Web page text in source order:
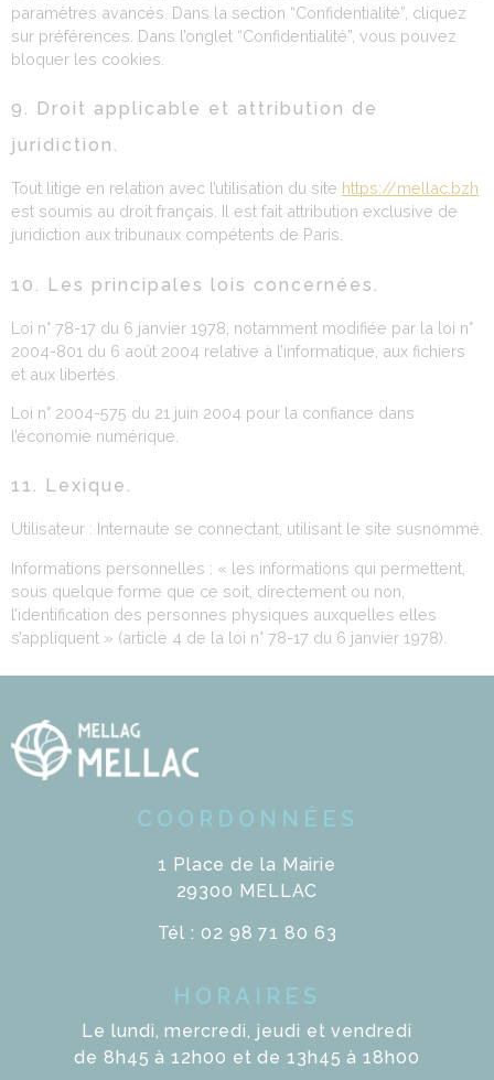
paramètres avancés. Dans la section “Confidentialité”, cliquez
sur préférences. Dans l’onglet “Confidentialité”, vous pouvez
bloquer les cookies.
9. Droit applicable et attribution de
juridiction.
Tout litige en relation avec l’utilisation du site https://mellac.bzh
est soumis au droit français. Il est fait attribution exclusive de
juridiction aux tribunaux compétents de Paris.
10. Les principales lois concernées.
Loi n° 78-17 du 6 janvier 1978, notamment modifiée par la loi n°
2004-801 du 6 août 2004 relative à l’informatique, aux fichiers
et aux libertés.
Loi n° 2004-575 du 21 juin 2004 pour la confiance dans
l’économie numérique.
11. Lexique.
Utilisateur : Internaute se connectant, utilisant le site susnommé.
Informations personnelles : « les informations qui permettent,
sous quelque forme que ce soit, directement ou non,
l’identification des personnes physiques auxquelles elles
s’appliquent » (article 4 de la loi n° 78-17 du 6 janvier 1978).
COORDONNÉES
1 Place de la Mairie
29300 MELLAC
Tél : 02 98 71 80 63
HORAIRES
Le lundi, mercredi, jeudi et vendredi
de 8h45 à 12h00 et de 13h45 à 18h00